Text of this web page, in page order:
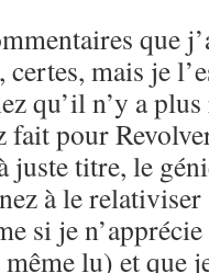
que
certes, mais je
qu’il n’y a
fait pour
juste titre, le
à le
si je
lu) et que